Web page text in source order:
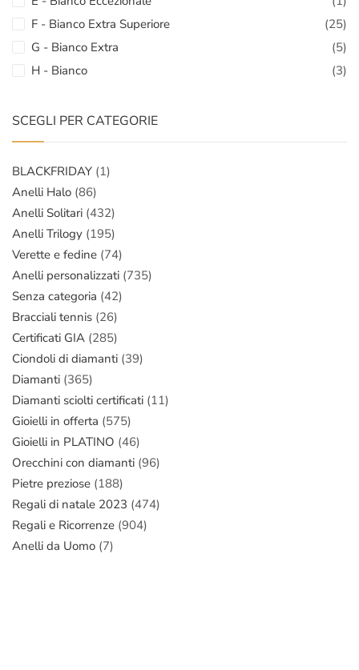
F - Bianco Extra Superiore
(25)
G - Bianco Extra
(5)
H - Bianco
(3)
SCEGLI PER CATEGORIE
BLACKFRIDAY (1)
Anelli Halo (86)
Anelli Solitari (432)
Anelli Trilogy (195)
Verette e fedine (74)
Anelli personalizzati (735)
Senza categoria (42)
Bracciali tennis (26)
Certificati GIA (285)
Ciondoli di diamanti (39)
Diamanti (365)
Diamanti sciolti certificati (11)
Gioielli in offerta (575)
Gioielli in PLATINO (46)
Orecchini con diamanti (96)
Pietre preziose (188)
Regali di natale 2023 (474)
Regali e Ricorrenze (904)
Anelli da Uomo (7)